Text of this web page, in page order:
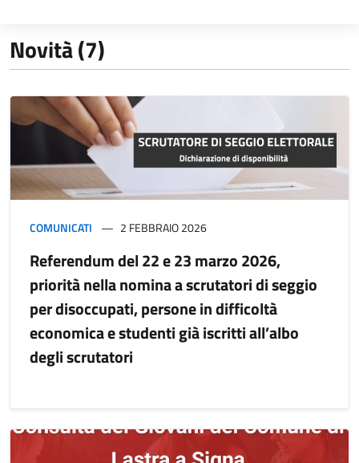
Novità (7)
COMUNICATI 2 FEBBRAIO 2026
Referendum del 22 e 23 marzo 2026,
priorità nella nomina a scrutatori di seggio
per disoccupati, persone in difficoltà
economica e studenti già iscritti all’albo
degli scrutatori